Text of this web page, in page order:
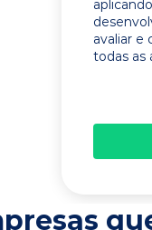
avaliar e
todas as